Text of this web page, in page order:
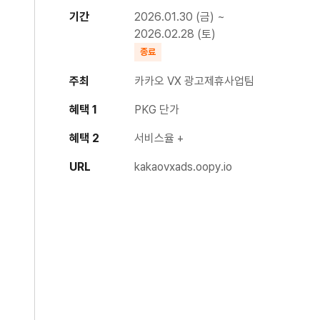
기간
2026.01.30 (금) ~
2026.02.28 (토)
종료
주최 카카오 VX 광고제휴사업팀
혜택 1 PKG 단가
혜택 2 서비스율 +
URL kakaovxads.oopy.io